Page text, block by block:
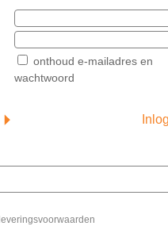
onthoud e-mailadres en
wachtwoord
leveringsvoorwaarden